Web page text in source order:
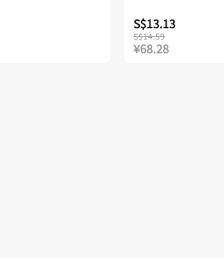
S$13.13
S$14.59
¥68.28